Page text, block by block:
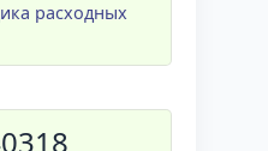
расходных